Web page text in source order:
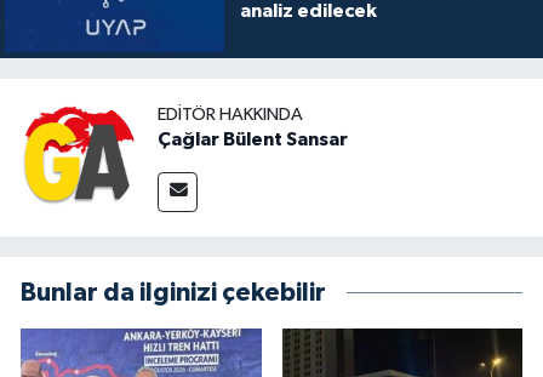
analiz edilecek
EDITÖR HAKKINDA
Çağlar Bülent Sansar
Bunlar da ilginizi çekebilir